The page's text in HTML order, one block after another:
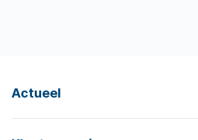
Actueel